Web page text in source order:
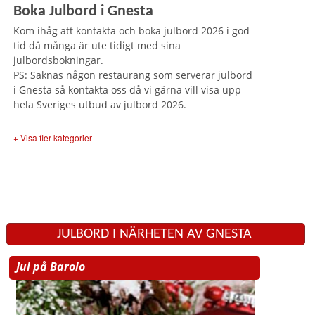
Boka Julbord i Gnesta
Kom ihåg att kontakta och boka julbord 2026 i god
tid då många är ute tidigt med sina
julbordsbokningar.
PS: Saknas någon restaurang som serverar julbord
i Gnesta så kontakta oss då vi gärna vill visa upp
hela Sveriges utbud av julbord 2026.
+ Visa fler kategorier
JULBORD I NÄRHETEN AV GNESTA
Jul på Barolo